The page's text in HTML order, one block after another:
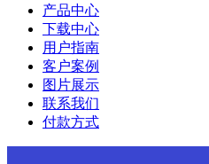
产品中心
下载中心
用户指南
客户案例
图片展示
联系我们
付款方式